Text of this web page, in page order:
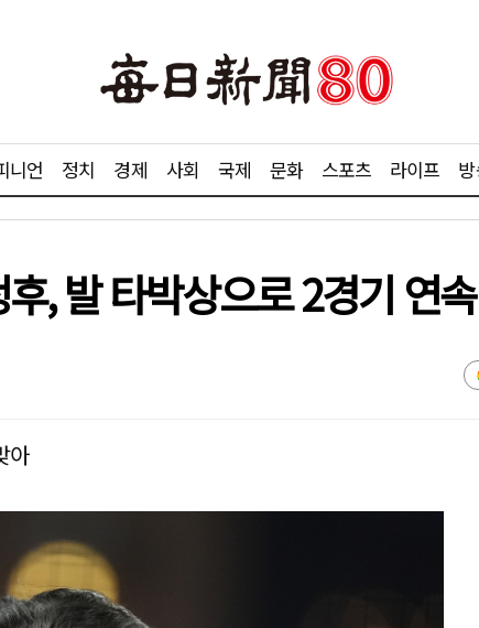
니언 정치 경제 사회 국제 문화 스포츠 라이프
, 발 타박상으로 2경기 연
아